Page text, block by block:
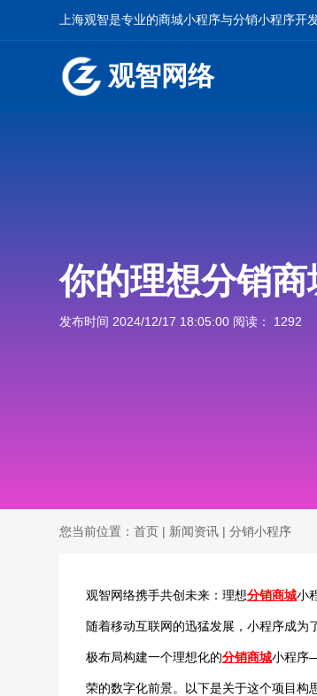
上海观智是专业的商城小程序与分销小程序开
观智网络
你的理想分销
发布时间 2024/12/17 18:05:00 阅读： 1292
您当前位置：首页 | 新闻资讯 | 分销小程序
观智网络携手共创未来：理想分销商城小
随着移动互联网的迅猛发展，小程序成为
极布局构建一个理想化的分销商城小程序
荣的数字化前景。以下是关于这个项目构